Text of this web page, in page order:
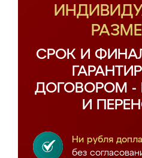
СРОК И
ДОГОВОРОМ -
И
Ни рубля
без